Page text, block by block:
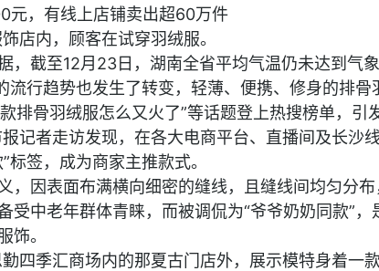
元，有线上店铺卖出超60万件
店内，顾客在试穿羽绒服。
，截至12月23日，湖南全省平均气温仍未达到气
流行趋势也发生了转变，轻薄、便携、修身的排骨
排骨羽绒服怎么又火了”等话题登上热搜榜单，引
记者走访发现，在各大电商平台、直播间及长沙
标签，成为商家主推款式。
，因表面布满横向细密的缝线，且缝线间均匀分
受中老年群体青睐，而被调侃为“爷爷奶奶同款”，
饰。
四季汇商场内的那夏古门店外，展示模特身着一